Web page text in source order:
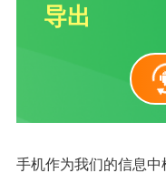
导出
手机作为我们的信息